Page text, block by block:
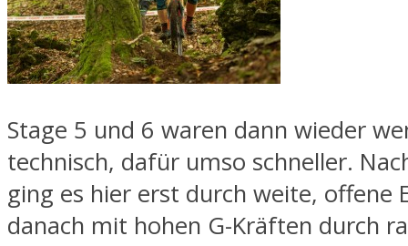
Stage 5 und 6 waren dann wieder
technisch, dafür umso schneller.
ging es hier erst durch weite, offene
danach mit hohen G-Kräften durch